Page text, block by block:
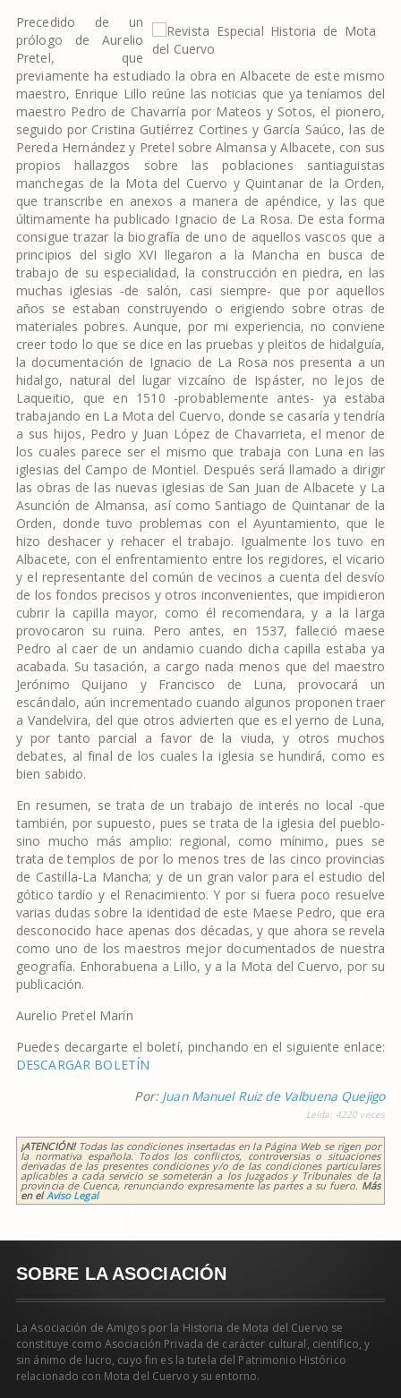
Precedido de un
prólogo de Aurelio
Pretel, que
previamente ha estudiado la obra en Albacete de este mismo
maestro, Enrique Lillo reúne las noticias que ya teníamos del
maestro Pedro de Chavarría por Mateos y Sotos, el pionero,
seguido por Cristina Gutiérrez Cortines y García Saúco, las de
Pereda Hernández y Pretel sobre Almansa y Albacete, con sus
propios hallazgos sobre las poblaciones santiaguistas
manchegas de la Mota del Cuervo y Quintanar de la Orden,
que transcribe en anexos a manera de apéndice, y las que
últimamente ha publicado Ignacio de La Rosa. De esta forma
consigue trazar la biografía de uno de aquellos vascos que a
principios del siglo XVI llegaron a la Mancha en busca de
trabajo de su especialidad, la construcción en piedra, en las
muchas iglesias -de salón, casi siempre- que por aquellos
años se estaban construyendo o erigiendo sobre otras de
materiales pobres. Aunque, por mi experiencia, no conviene
creer todo lo que se dice en las pruebas y pleitos de hidalguía,
la documentación de Ignacio de La Rosa nos presenta a un
hidalgo, natural del lugar vizcaíno de Ispáster, no lejos de
Laqueitio, que en 1510 -probablemente antes- ya estaba
trabajando en La Mota del Cuervo, donde se casaría y tendría
a sus hijos, Pedro y Juan López de Chavarrieta, el menor de
los cuales parece ser el mismo que trabaja con Luna en las
iglesias del Campo de Montiel. Después será llamado a dirigir
las obras de las nuevas iglesias de San Juan de Albacete y La
Asunción de Almansa, así como Santiago de Quintanar de la
Orden, donde tuvo problemas con el Ayuntamiento, que le
hizo deshacer y rehacer el trabajo. Igualmente los tuvo en
Albacete, con el enfrentamiento entre los regidores, el vicario
y el representante del común de vecinos a cuenta del desvío
de los fondos precisos y otros inconvenientes, que impidieron
cubrir la capilla mayor, como él recomendara, y a la larga
provocaron su ruina. Pero antes, en 1537, falleció maese
Pedro al caer de un andamio cuando dicha capilla estaba ya
acabada. Su tasación, a cargo nada menos que del maestro
Jerónimo Quijano y Francisco de Luna, provocará un
escándalo, aún incrementado cuando algunos proponen traer
a Vandelvira, del que otros advierten que es el yerno de Luna,
y por tanto parcial a favor de la viuda, y otros muchos
debates, al final de los cuales la iglesia se hundirá, como es
bien sabido.
En resumen, se trata de un trabajo de interés no local -que
también, por supuesto, pues se trata de la iglesia del pueblo-
sino mucho más amplio: regional, como mínimo, pues se
trata de templos de por lo menos tres de las cinco provincias
de Castilla-La Mancha; y de un gran valor para el estudio del
gótico tardío y el Renacimiento. Y por si fuera poco resuelve
varias dudas sobre la identidad de este Maese Pedro, que era
desconocido hace apenas dos décadas, y que ahora se revela
como uno de los maestros mejor documentados de nuestra
geografía. Enhorabuena a Lillo, y a la Mota del Cuervo, por su
publicación.
Aurelio Pretel Marín
Puedes decargarte el boletí, pinchando en el siguiente enlace:
DESCARGAR BOLETÍN
Por: Juan Manuel Ruiz de Valbuena Quejigo
Leída: 4220 veces
¡ATENCIÓN!Todas las condiciones insertadas en la Página Web se rigen por
la normativa española. Todos los conflictos, controversias o situaciones
derivadas de las presentes condiciones y/o de las condiciones particulares
aplicables a cada servicio se someterán a los Juzgados y Tribunales de la
provincia de Cuenca, renunciando expresamente las partes a su fuero. Más
en elAviso Legal
SOBRE LA ASOCIACIÓN
La Asociación de Amigos por la Historia de Mota del Cuervo se
constituye como Asociación Privada de carácter cultural, científico, y
sin ánimo de lucro, cuyo fin es la tutela del Patrimonio Histórico
relacionado con Mota del Cuervo y su entorno.